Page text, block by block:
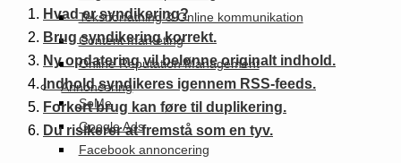
Tekstforfatning & Online kommunikation
Content marketing
Online Reputation Management
Annoncering
SoMe
Google Ads
Facebook annoncering
Hvad er syndikering?
Brug syndikering korrekt.
Ny opdatering vil belønne originalt indhold.
Indhold syndikeres igennem RSS-feeds.
Forkert brug kan føre til duplikering.
Du risikerer at fremstå som en tyv.